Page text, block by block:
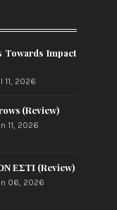
Towards Impact
11, 2026
(Review)
11, 2026
ΕΣΤΙ (Review)
06, 2026